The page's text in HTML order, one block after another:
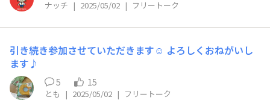
ファンミーティング参加するぞ！
ナッチ | 2025/05/02 | フリートーク
引き続き参加させていただきます☺️ よろしくおねがいし
ます♪
5 15
とも | 2025/05/02 | フリートーク